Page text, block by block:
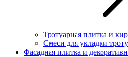
Тротуарная плитка и
Смеси для укладки
Фасадная плитка и